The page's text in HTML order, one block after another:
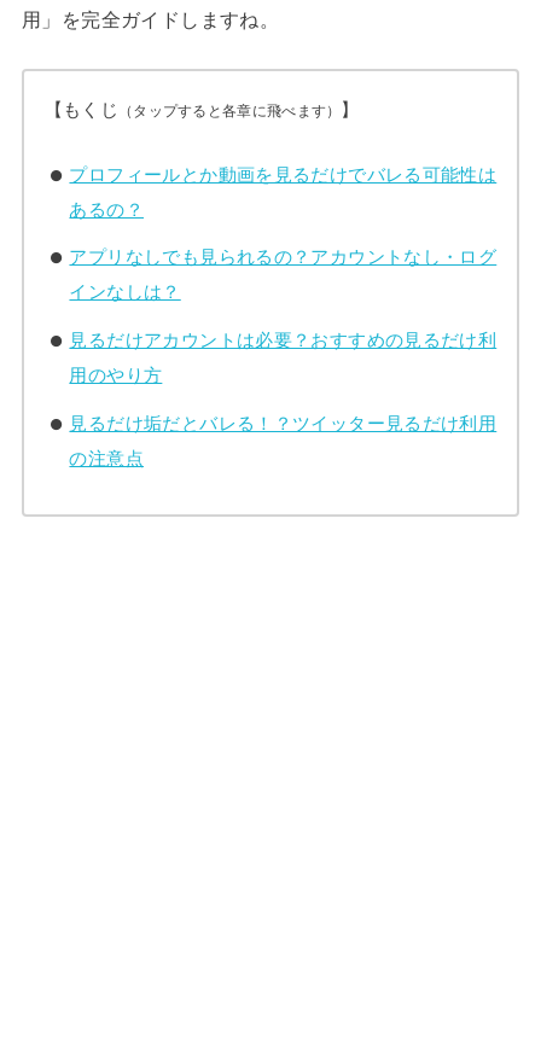
用」を完全ガイドしますね。
【もくじ （タップすると各章に飛べます） 】
プロフィールとか動画を見るだけでバレる可能性は
あるの？
アプリなしでも見られるの？アカウントなし・ログ
インなしは？
見るだけアカウントは必要？おすすめの見るだけ利
用のやり方
見るだけ垢だとバレる！？ツイッター見るだけ利用
の注意点